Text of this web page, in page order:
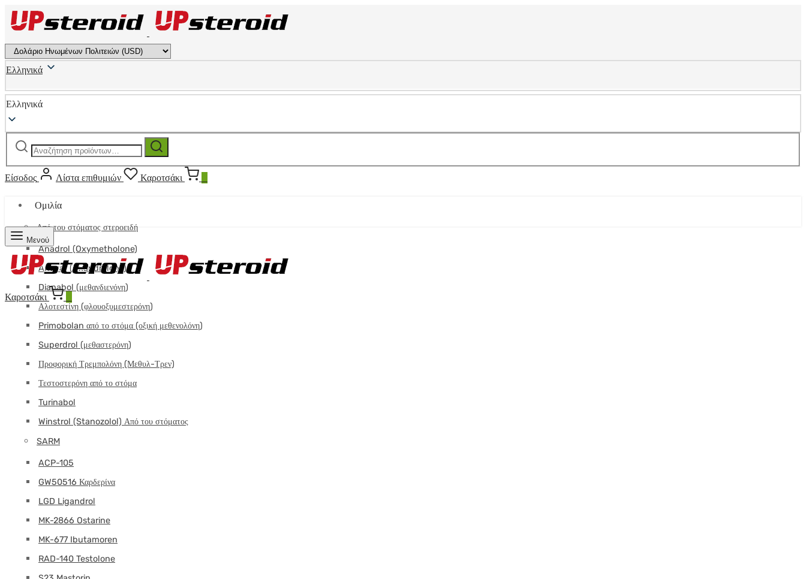
Ελληνικά
Ελληνικά
Αναζήτηση
Αναζήτηση
Είσοδος Λίστα επιθυμιών Καροτσάκι
Ομιλία
Από του στόματος στεροειδή
Anadrol (Oxymetholone)
Anavar (Oxandrolone)
Dianabol (μεθανδιενόνη)
Αλοτεστίνη (φλουοξυμεστερόνη)
Primobolan από το στόμα (οξική μεθενολόνη)
Superdrol (μεθαστερόνη)
Προφορική Τρεμπολόνη (Μεθυλ-Τρεν)
Τεστοστερόνη από το στόμα
Turinabol
Winstrol (Stanozolol) Από του στόματος
SARM
ACP-105
GW50516 Καρδερίνα
LGD Ligandrol
MK-2866 Ostarine
MK-677 Ibutamoren
RAD-140 Testolone
Μενού
Καροτσάκι